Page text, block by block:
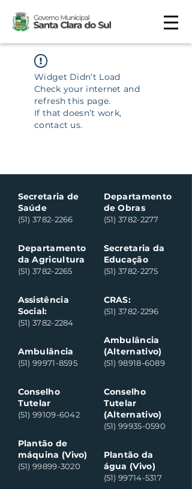
Widget Didn’t Load
Check your internet and
refresh this page.
If that doesn’t work,
contact us.
Secretaria de
Saúde
(51) 3782-2266
Departamento
da Agricultura
(51) 3782-2265
Assistência
Social:
(51) 3782-2284
Ambulância
(51) 99971-8595
Conselho
Tutelar
(51) 99109-6042
Plantão de
máquina (Vivo)
(51) 99899-3020
Departamento
de Obras
(51) 3782-2277
Secretaria da
Educação
(51) 3782-2275
CRAS:
(51) 3782-2296
Ambulância
(Alternativo)
(51) 98918-6089
Conselho
Tutelar
(Alternativo)
(51) 99935-0590
Plantão da
água (Vivo)
(51) 99714-5317